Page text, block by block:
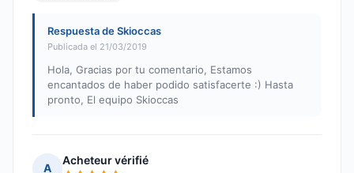
Respuesta de Skioccas
Publicada el 21/03/2019
Hola, Gracias por tu comentario, Estamos
encantados de haber podido satisfacerte :) Hasta
pronto, El equipo Skioccas
A
Acheteur vérifié